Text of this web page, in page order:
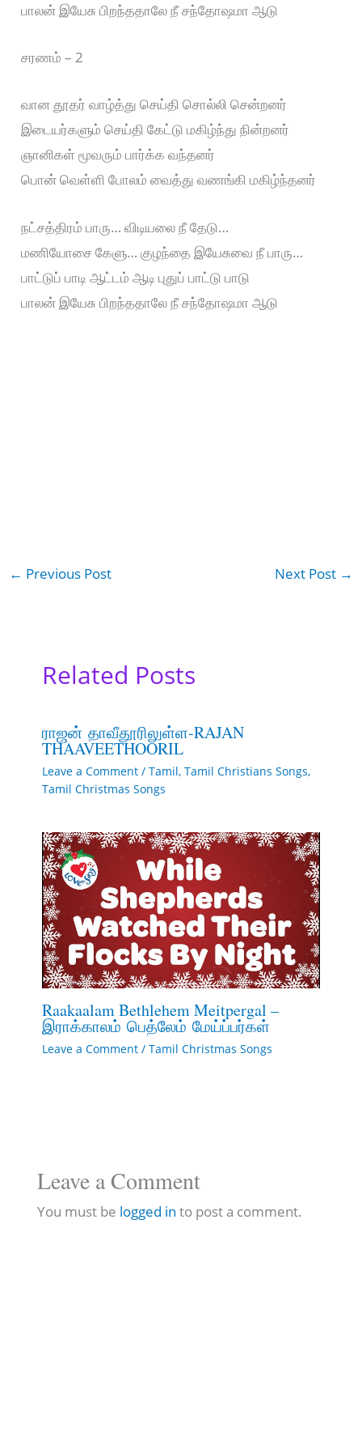
பாலன் இயேசு பிறந்ததாலே நீ சந்தோஷமா ஆடு
சரணம் – 2
வான தூதர் வாழ்த்து செய்தி சொல்லி சென்றனர்
இடையர்களும் செய்தி கேட்டு மகிழ்ந்து நின்றனர்
ஞானிகள் மூவரும் பார்க்க வந்தனர்
பொன் வெள்ளி போலம் வைத்து வணங்கி மகிழ்ந்தனர்
நட்சத்திரம் பாரு… விடியலை நீ தேடு…
மணியோசை கேளு… குழந்தை இயேசுவை நீ பாரு…
பாட்டுப் பாடி ஆட்டம் ஆடி புதுப் பாட்டு பாடு
பாலன் இயேசு பிறந்ததாலே நீ சந்தோஷமா ஆடு
← Previous Post Next Post →
Related Posts
ராஜன் தாவீதூரிலுள்ள-RAJAN
THAAVEETHOORIL
Leave a Comment / Tamil, Tamil Christians Songs,
Tamil Christmas Songs
Raakaalam Bethlehem Meitpergal –
இராக்காலம் பெத்லேம் மேய்ப்பர்கள்
Leave a Comment / Tamil Christmas Songs
Leave a Comment
You must be logged in to post a comment.